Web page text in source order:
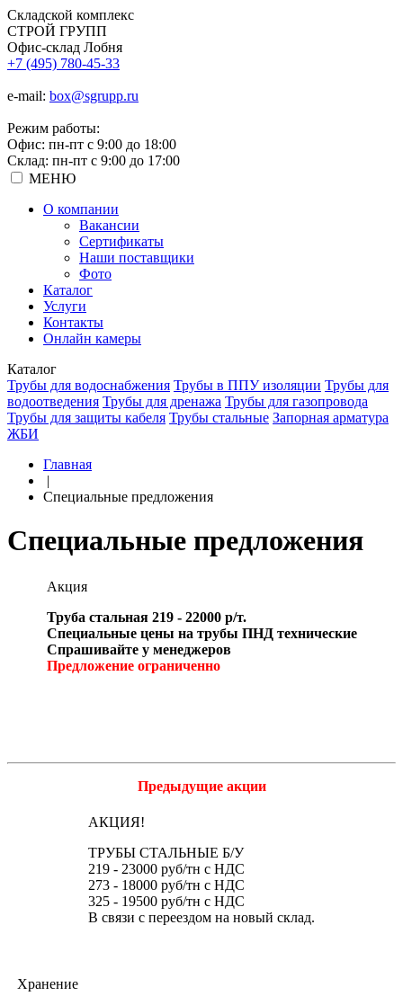
Складской комплекс
СТРОЙ ГРУПП
Офис-склад Лобня
+7 (495) 780-45-33
e-mail: box@sgrupp.ru
Режим работы:
Офис: пн-пт с 9:00 до 18:00
Склад: пн-пт с 9:00 до 17:00
МЕНЮ
О компании
Вакансии
Сертификаты
Наши поставщики
Фото
Каталог
Услуги
Контакты
Онлайн камеры
Каталог
Трубы для водоснабжения Трубы в ППУ изоляции Трубы для
водоотведения Трубы для дренажа Трубы для газопровода
Трубы для защиты кабеля Трубы стальные Запорная арматура
ЖБИ
Главная
|
Специальные предложения
Специальные предложения
Акция
Труба стальная 219 - 22000 р/т.
Специальные цены на трубы ПНД технические
Спрашивайте у менеджеров
Предложение ограниченно
Предыдущие акции
АКЦИЯ!
ТРУБЫ СТАЛЬНЫЕ Б/У
219 - 23000 руб/тн с НДС
273 - 18000 руб/тн с НДС
325 - 19500 руб/тн с НДС
В связи с переездом на новый склад.
Хранение